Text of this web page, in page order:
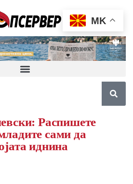
Распишете
сами да
иднина
MK